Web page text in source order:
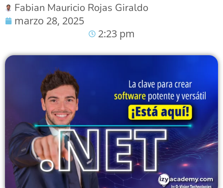
Fabian Mauricio Rojas Giraldo
marzo 28, 2025
2:23 pm